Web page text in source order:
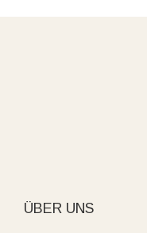
ÜBER UNS